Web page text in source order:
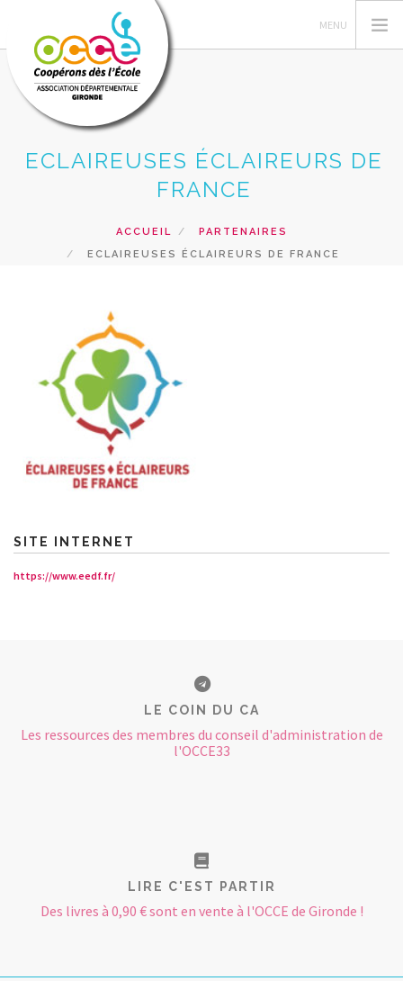
VOTRE AD OCCE 33
GERER SA COOPERATIVE
RECHERCHER
CONTACT
ECLAIREUSES ÉCLAIREURS DE
FRANCE
ACCUEIL
PARTENAIRES
ECLAIREUSES ÉCLAIREURS DE FRANCE
SITE INTERNET
https://www.eedf.fr/
LE COIN DU CA
Les ressources des membres du conseil d'administration de
l'OCCE33
LIRE C'EST PARTIR
Des livres à 0,90 € sont en vente à l'OCCE de Gironde !